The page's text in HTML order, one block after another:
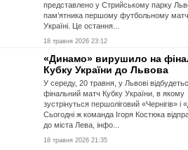
представлено у Стрийському парку
пам’ятника першому футбольному
Україні. Це остання...
18 травня 2026 23:12
«Динамо» вирушило на
Кубку України до Львова
У середу, 20 травня, у Львові
фінальний матч Кубку України, в якому
зустрінуться першоліговий «Чернігів» і
Сьогодні ж команда Ігоря Костюка
до міста Лева, інфо...
18 травня 2026 21:35